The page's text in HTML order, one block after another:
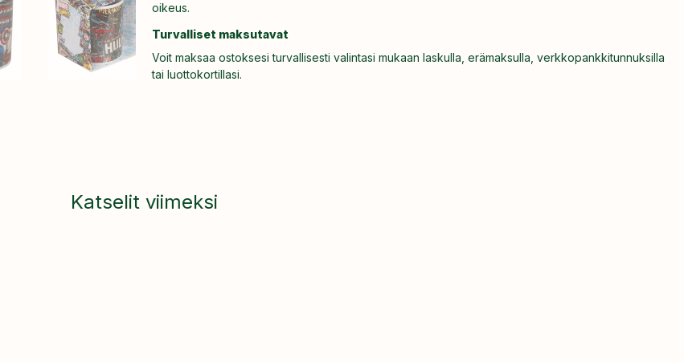
oikeus.
Turvalliset maksutavat
Voit maksaa ostoksesi turvallisesti valintasi mukaan laskulla, erämaksulla, verkkopankkitunnuksilla
tai luottokortillasi.
Katselit viimeksi